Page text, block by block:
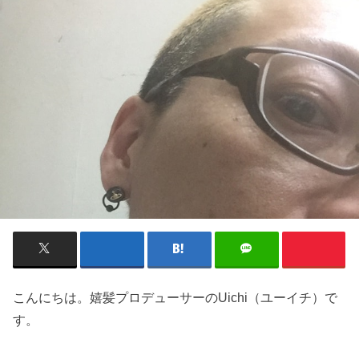
こんにちは。嬉髪プロデューサーのUichi（ユーイチ）で
す。